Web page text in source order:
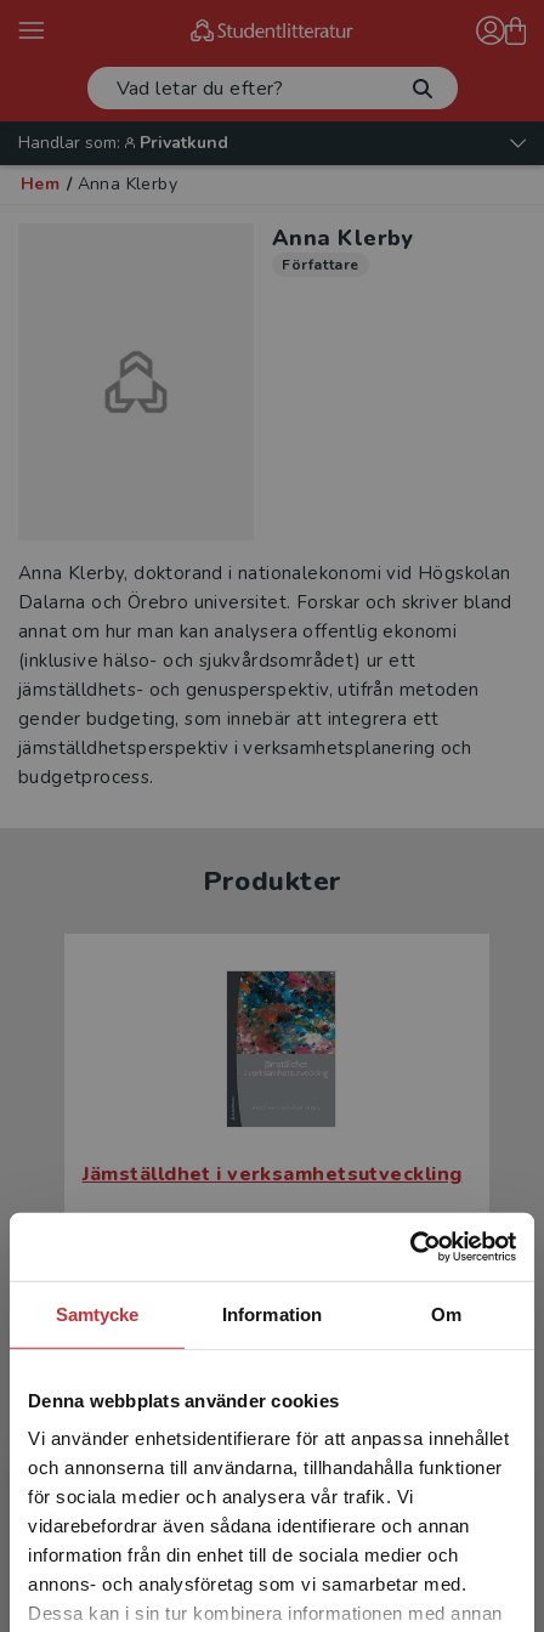
Samtycke Information Om
Denna webbplats använder cookies
Vi använder enhetsidentifierare för att anpassa innehållet
och annonserna till användarna, tillhandahålla funktioner
för sociala medier och analysera vår trafik. Vi
vidarebefordrar även sådana identifierare och annan
information från din enhet till de sociala medier och
annons- och analysföretag som vi samarbetar med.
Dessa kan i sin tur kombinera informationen med annan
Begränsad fraktregion
Handlar som:
Privatkund
Hem / Anna Klerby
Anna Klerby
Författare
Anna Klerby, doktorand i nationalekonomi vid Högskolan
Dalarna och Örebro universitet. Forskar och skriver bland
annat om hur man kan analysera offentlig ekonomi
(inklusive hälso- och sjukvårdsområdet) ur ett
jämställdhets- och genusperspektiv, utifrån metoden
gender budgeting, som innebär att integrera ett
jämställdhetsperspektiv i verksamhetsplanering och
budgetprocess.
Produkter
Jämställdhet i verksamhetsutveckling
Jämställdhet i verksamhetsutveckling
Lindholm, Kristina (red.)